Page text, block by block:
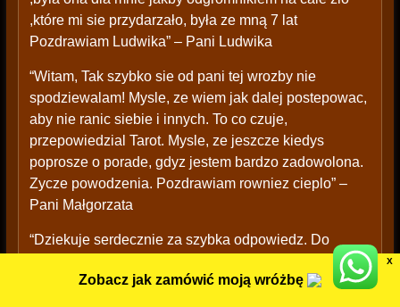
,które mi sie przydarzało, była ze mną 7 lat
Pozdrawiam Ludwika” – Pani Ludwika
“Witam, Tak szybko sie od pani tej wrozby nie
spodziewalam! Mysle, ze wiem jak dalej postepowac,
aby nie ranic siebie i innych. To co czuje,
przepowiedzial Tarot. Mysle, ze jeszcze kiedys
poprosze o porade, gdyz jestem bardzo zadowolona.
Zycze powodzenia. Pozdrawiam rowniez cieplo” –
Pani Małgorzata
“Dziekuje serdecznie za szybka odpowiedz. Do
konca wierzylam ze wszystko sie ulozy i bedzie tak,
jak bym tego chciala. Teraz wiem ze nie zawsze tak
X
Zobacz jak zamówić moją wróżbę